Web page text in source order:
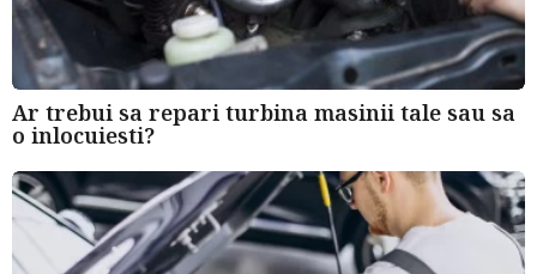
Ar trebui sa repari turbina masinii tale sau sa
o inlocuiesti?